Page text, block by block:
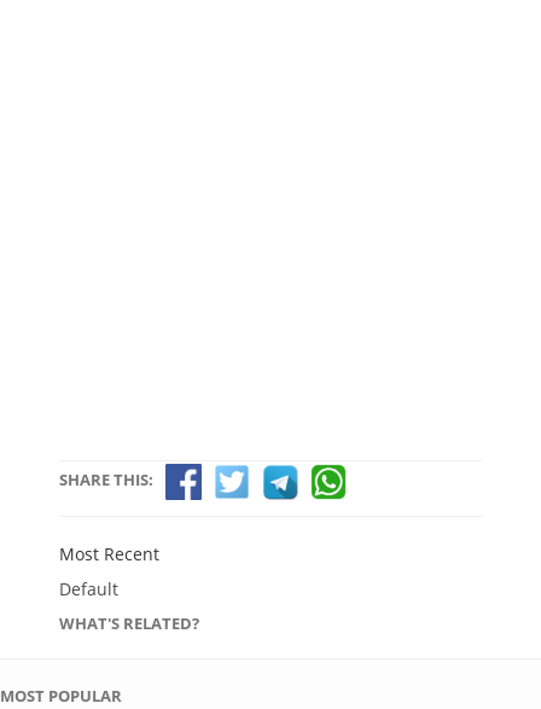
SHARE THIS:
Most Recent
Default
WHAT'S RELATED?
MOST POPULAR